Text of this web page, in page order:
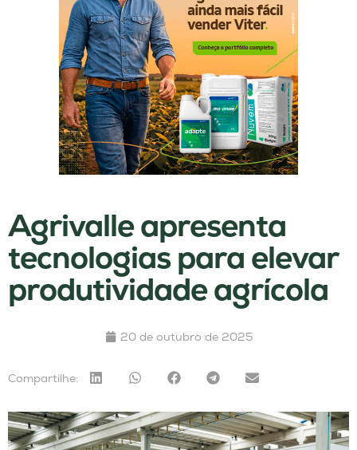
Agrivalle apresenta
tecnologias para elevar
produtividade agrícola
20 de outubro de 2025
Compartilhe: